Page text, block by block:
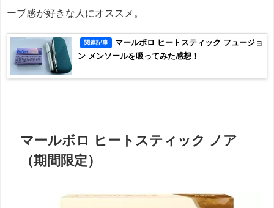
ーブ感が好きな人にオススメ。
関連記事
マールボロ ヒートスティック フュージョ
ン メンソールを吸ってみた感想！
マールボロ ヒートスティック ノア
（期間限定）